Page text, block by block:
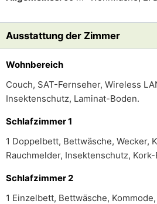
Ausstattung der Zimmer
Wohnbereich
Couch, SAT-Fernseher, Wireless
Insektenschutz, Laminat-Boden.
Schlafzimmer 1
1 Doppelbett, Bettwäsche, Wecker,
Rauchmelder, Insektenschutz,
Schlafzimmer 2
1 Einzelbett, Bettwäsche,